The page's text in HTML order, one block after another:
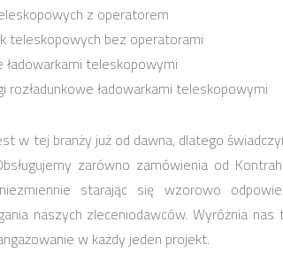
z operatorem
teleskopowych bez operatorami
ładowarkami teleskopowymi
rozładunkowe ładowarkami teleskopowymi
w tej branży już od dawna, dlatego
zarówno zamówienia od
starając się wzorowo
naszych zleceniodawców. Wyróżnia
w każdy jeden projekt.